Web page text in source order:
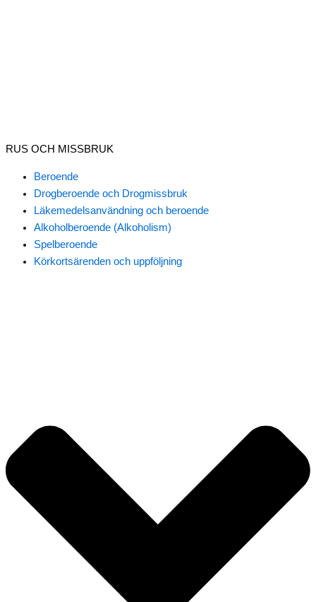
RUS OCH MISSBRUK
Beroende
Drogberoende och Drogmissbruk
Läkemedelsanvändning och beroende
Alkoholberoende (Alkoholism)
Spelberoende
Körkortsärenden och uppföljning